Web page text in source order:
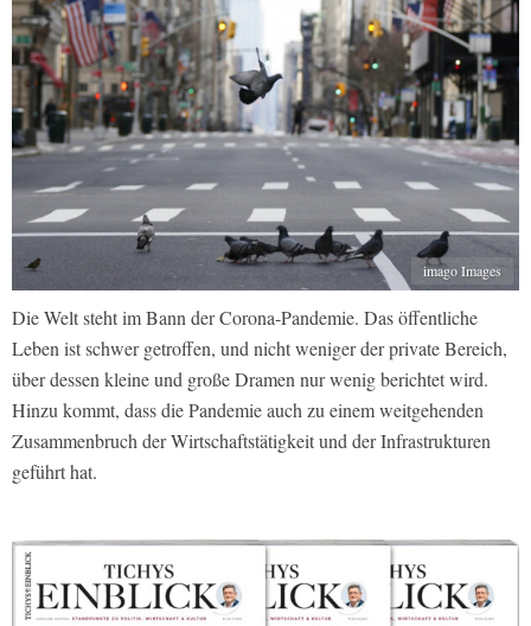
imago Images
Die Welt steht im Bann der Corona-Pandemie. Das öffentliche
Leben ist schwer getroffen, und nicht weniger der private Bereich,
über dessen kleine und große Dramen nur wenig berichtet wird.
Hinzu kommt, dass die Pandemie auch zu einem weitgehenden
Zusammenbruch der Wirtschaftstätigkeit und der Infrastrukturen
geführt hat.